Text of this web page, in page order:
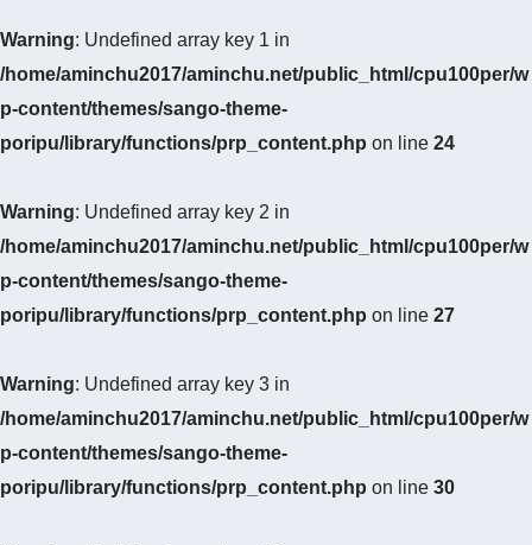
Warning: Undefined array key 1 in
/home/aminchu2017/aminchu.net/public_html/cpu100per/w
p-content/themes/sango-theme-
poripu/library/functions/prp_content.php on line 24
Warning: Undefined array key 2 in
/home/aminchu2017/aminchu.net/public_html/cpu100per/w
p-content/themes/sango-theme-
poripu/library/functions/prp_content.php on line 27
Warning: Undefined array key 3 in
/home/aminchu2017/aminchu.net/public_html/cpu100per/w
p-content/themes/sango-theme-
poripu/library/functions/prp_content.php on line 30